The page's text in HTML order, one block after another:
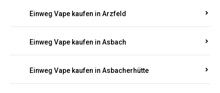
Einweg Vape kaufen in Arzfeld
Einweg Vape kaufen in Asbach
Einweg Vape kaufen in Asbacherhütte